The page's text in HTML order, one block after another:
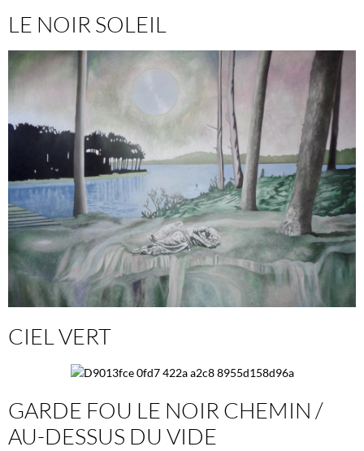
LE NOIR SOLEIL
CIEL VERT
GARDE FOU LE NOIR CHEMIN /
AU-DESSUS DU VIDE